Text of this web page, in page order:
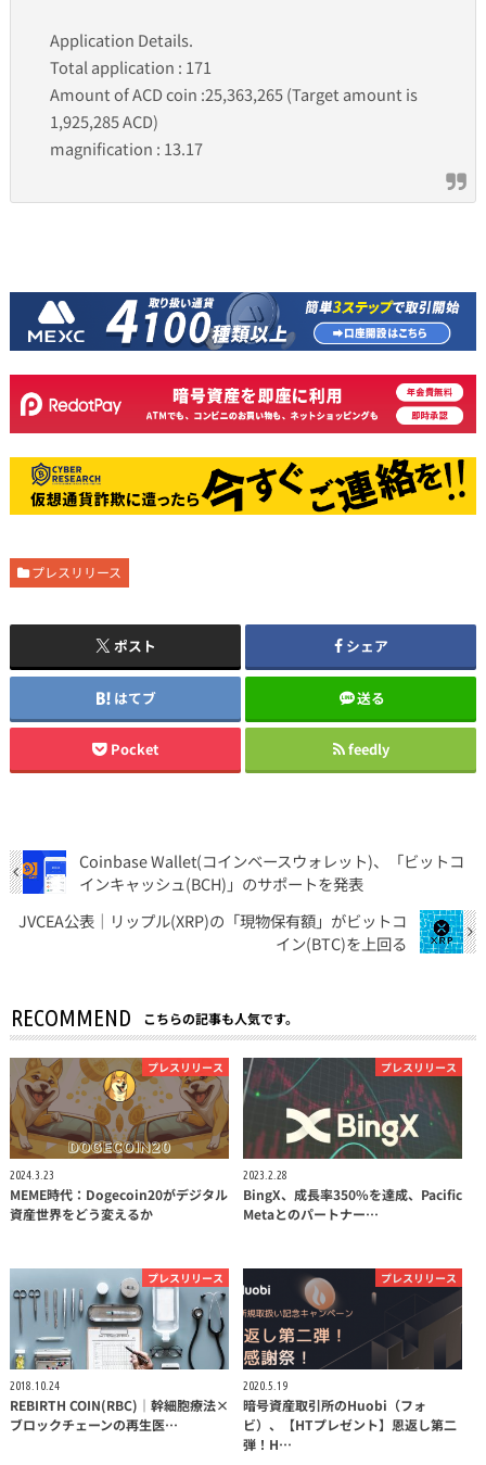
Application Details.
Total application : 171
Amount of ACD coin :25,363,265 (Target amount is
1,925,285 ACD)
magnification : 13.17
プレスリリース
ポスト シェア
はてブ 送る
Pocket feedly
Coinbase Wallet(コインベースウォレット)、「ビットコ
インキャッシュ(BCH)」のサポートを発表
JVCEA公表｜リップル(XRP)の「現物保有額」がビットコ
イン(BTC)を上回る
RECOMMEND こちらの記事も人気です。
プレスリリース
2024.3.23
MEME時代：Dogecoin20がデジタル
資産世界をどう変えるか
プレスリリース
2023.2.28
BingX、成長率350%を達成、Pacific
Metaとのパートナー…
プレスリリース
2018.10.24
REBIRTH COIN(RBC)｜幹細胞療法×
ブロックチェーンの再生医…
プレスリリース
2020.5.19
暗号資産取引所のHuobi（フォ
ビ）、【HTプレゼント】恩返し第二
弾！H…